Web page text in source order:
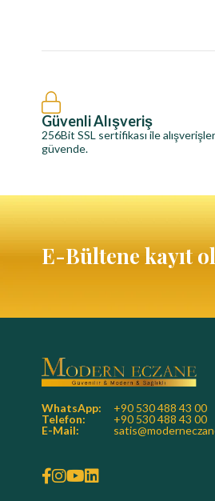
Güvenli Alışveriş
256Bit SSL sertifikası ile
güvende.
E-Bültene kayıt
WhatsApp:
+90 530 488 43 00
Telefon:
+90 530 488 43 00
E-Mail: